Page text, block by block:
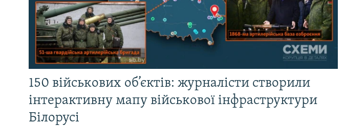
150 військових об’єктів: журналісти створили
інтерактивну мапу військової інфраструктури
Білорусі